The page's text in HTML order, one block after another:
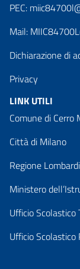
PEC:
Mail:
Dichiarazione di
Privacy
LINK UTILI
Comune di Cerro
Città di Milano
Regione
Ministero
Ufficio Scolastico
Ufficio Scolastico